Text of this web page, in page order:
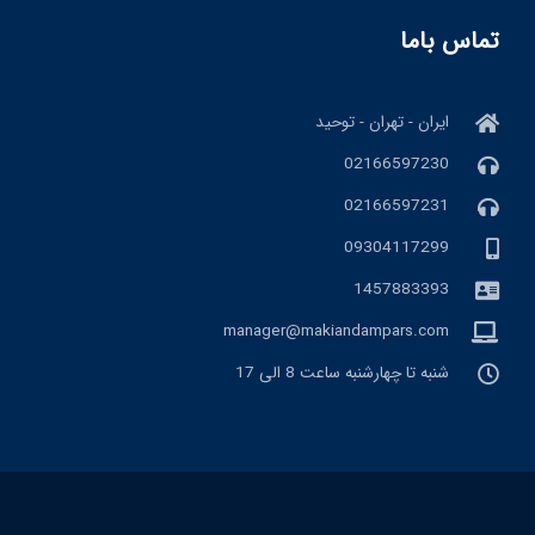
تماس باما
ایران - تهران - توحید
02166597230
02166597231
09304117299
1457883393
manager@makiandampars.com
شنبه تا چهارشنبه ساعت 8 الی 17